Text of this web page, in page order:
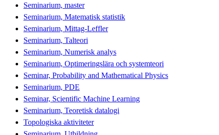
Seminarium, master
Seminarium, Matematisk statistik
Seminarium, Mittag-Leffler
Seminarium, Talteori
Seminarium, Numerisk analys
Seminarium, Optimeringslära och systemteori
Seminar, Probability and Mathematical Physics
Seminarium, PDE
Seminar, Scientific Machine Learning
Seminarium, Teoretisk datalogi
Topologiska aktiviteter